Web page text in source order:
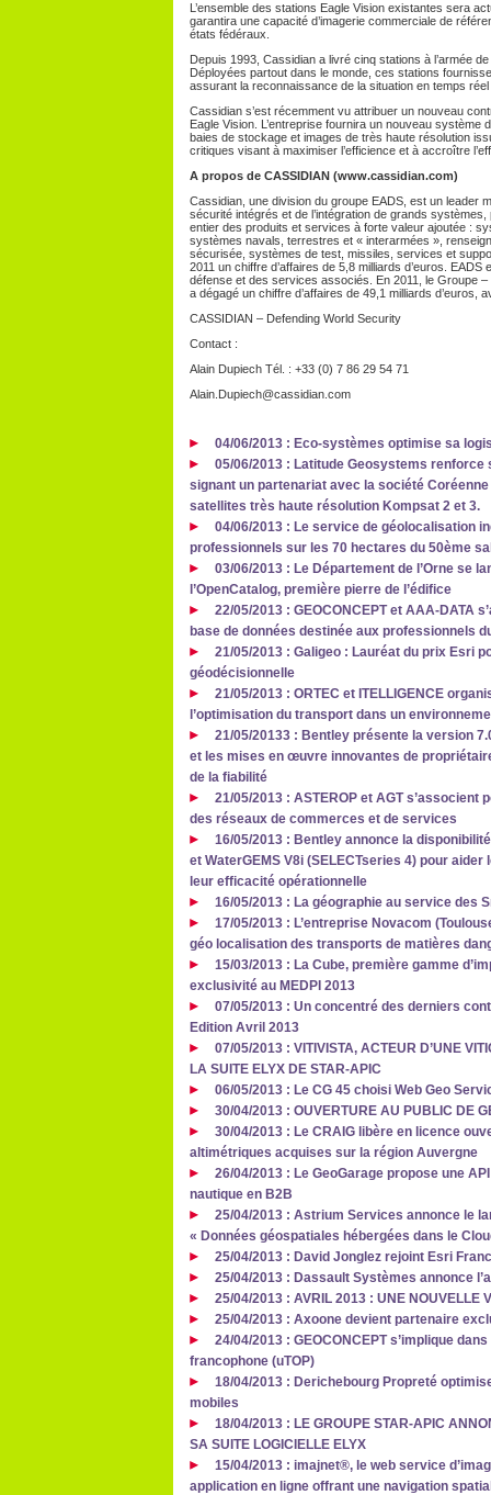
L’ensemble des stations Eagle Vision existantes sera
garantira une capacité d’imagerie commerciale de
états fédéraux.
Depuis 1993, Cassidian a livré cinq stations à l’armée
Déployées partout dans le monde, ces stations
assurant la reconnaissance de la situation en temps
Cassidian s’est récemment vu attribuer un nouveau
Eagle Vision. L’entreprise fournira un nouveau
baies de stockage et images de très haute résolution
critiques visant à maximiser l’efficience et à accroître
A propos de CASSIDIAN (www.cassidian.com)
Cassidian, une division du groupe EADS, est un leader
sécurité intégrés et de l’intégration de grands
entier des produits et services à forte valeur ajoutée :
systèmes navals, terrestres et « interarmées »,
sécurisée, systèmes de test, missiles, services et
2011 un chiffre d’affaires de 5,8 milliards d’euros.
défense et des services associés. En 2011, le Groupe
a dégagé un chiffre d’affaires de 49,1 milliards d’euros,
CASSIDIAN – Defending World Security
Contact :
Alain Dupiech Tél. : +33 (0) 7 86 29 54 71
Alain.Dupiech@cassidian.com
04/06/2013 : Eco-systèmes optimise sa
05/06/2013 : Latitude Geosystems
signant un partenariat avec la société
satellites très haute résolution Kompsat 2 et 3.
04/06/2013 : Le service de géolocalisation
professionnels sur les 70 hectares du 50ème
03/06/2013 : Le Département de l’Orne se
l’OpenCatalog, première pierre de l’édifice
22/05/2013 : GEOCONCEPT et AAA-DATA
base de données destinée aux professionnels
21/05/2013 : Galigeo : Lauréat du prix Esri
géodécisionnelle
21/05/2013 : ORTEC et ITELLIGENCE
l’optimisation du transport dans un
21/05/20133 : Bentley présente la version
et les mises en œuvre innovantes de
de la fiabilité
21/05/2013 : ASTEROP et AGT
des réseaux de commerces et de services
16/05/2013 : Bentley annonce la
et WaterGEMS V8i (SELECTseries 4) pour
leur efficacité opérationnelle
16/05/2013 : La géographie au service des
17/05/2013 : L’entreprise Novacom
géo localisation des transports de matières
15/03/2013 : La Cube, première gamme
exclusivité au MEDPI 2013
07/05/2013 : Un concentré des derniers
Edition Avril 2013
07/05/2013 : VITIVISTA, ACTEUR D’UNE
LA SUITE ELYX DE STAR-APIC
06/05/2013 : Le CG 45 choisi Web Geo
30/04/2013 : OUVERTURE AU PUBLIC DE
30/04/2013 : Le CRAIG libère en licence
altimétriques acquises sur la région Auvergne
26/04/2013 : Le GeoGarage propose une
nautique en B2B
25/04/2013 : Astrium Services annonce le
« Données géospatiales hébergées dans le
25/04/2013 : David Jonglez rejoint Esri
25/04/2013 : Dassault Systèmes annonce
25/04/2013 : AVRIL 2013 : UNE NOUVELLE
25/04/2013 : Axoone devient partenaire
24/04/2013 : GEOCONCEPT s’implique
francophone (uTOP)
18/04/2013 : Derichebourg Propreté
mobiles
18/04/2013 : LE GROUPE STAR-APIC
SA SUITE LOGICIELLE ELYX
15/04/2013 : imajnet®, le web service
application en ligne offrant une navigation